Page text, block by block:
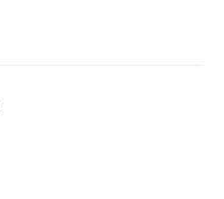
生命支持赛道，
国内领域空白，
培育相关部署，